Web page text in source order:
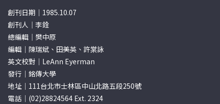
創刊日期｜1985.10.07
創刊人｜李銓
總編輯｜樊中原
編輯｜陳瑞斌、田美英、許棠詠
英文校對｜LeAnn Eyerman
發行｜銘傳大學
地址｜111台北市士林區中山北路五段250號
電話｜(02)28824564 Ext. 2324